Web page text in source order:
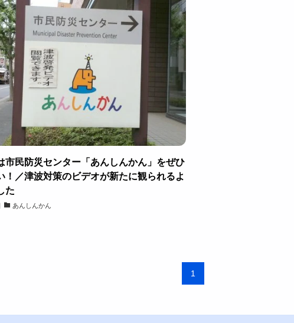
市民防災センター「あんしんかん」をぜひ
！／津波対策のビデオが新たに観られるよ
た
あんしんかん
1